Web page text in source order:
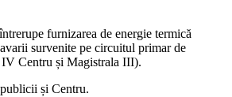
furnizarea de energie termică
survenite pe circuitul primar de
Centru și Magistrala III).
și Centru.